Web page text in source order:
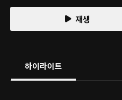
재생
하이라이트